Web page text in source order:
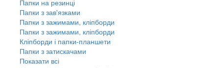
Папки на резинці
Папки з зав'язками
Папки з зажимами, кліпборди
Папки з зажимами, кліпборди
Кліпборди і папки-планшети
Папки з затискачами
Показати всі